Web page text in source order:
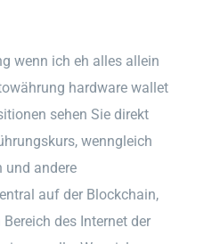
wenn ich eh alles allein
hardware wallet
sehen Sie direkt
wenngleich
und andere
auf der Blockchain,
des Internet der